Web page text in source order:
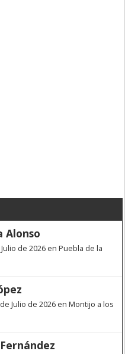
Alonso
de 2026 en Puebla de la
Julio de 2026 en Montijo a los